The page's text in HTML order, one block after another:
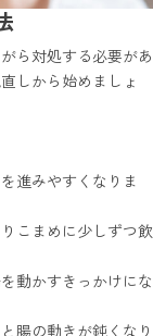
ら対処する必要があ
しから始めましょ
進みやすくなりま
こまめに少しずつ飲
動かすきっかけにな
腸の動きが鈍くなり